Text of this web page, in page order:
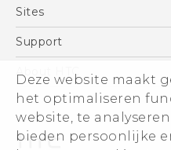
Deze website maakt
het optimaliseren
website, te
bieden persoonlijke
wettelijke
Deutsch -
behördliche
English -
English -
Telefoons
Vive
Accessoires
Sites
HTC Vive
Aan de slag
Support
Support voor
About HTC
ESG
Informatie over het
Voor beleggers (engels)